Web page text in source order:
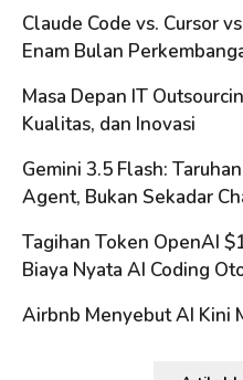
Claude Code vs. Cursor
Enam Bulan
Masa Depan IT
Kualitas, dan Inovasi
Gemini 3.5 Flash:
Agent, Bukan Sekadar
Tagihan Token OpenAI
Biaya Nyata AI Coding
Airbnb Menyebut AI Kini